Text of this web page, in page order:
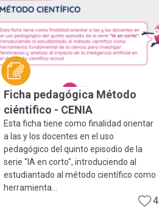
Ficha pedagógica Método
ciéntifico - CENIA
Esta ficha tiene como finalidad orientar
a las y los docentes en el uso
pedagógico del quinto episodio de la
serie "IA en corto", introduciendo al
estudiantado al método científico como
herramienta...
4